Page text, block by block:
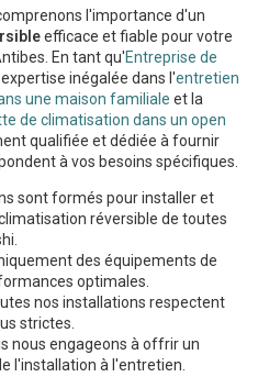
l'importance d'un
efficace et fiable pour votre
En tant qu'Entreprise de
inégalée dans l'entretien
une maison familiale et la
de climatisation dans un open
qualifiée et dédiée à fournir
à vos besoins spécifiques.
sont formés pour installer et
réversible de toutes
des équipements de
optimales.
nos installations respectent
strictes.
nous engageons à offrir un
l'installation à l'entretien.